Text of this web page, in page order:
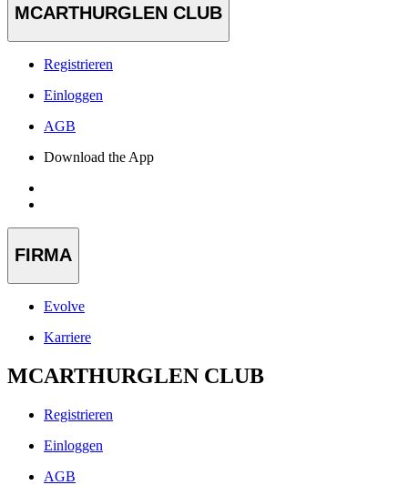
MCARTHURGLEN CLUB
Registrieren
Einloggen
AGB
Download the App
FIRMA
Evolve
Karriere
MCARTHURGLEN CLUB
Registrieren
Einloggen
AGB